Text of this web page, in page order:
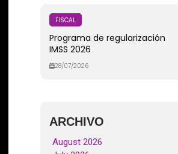
FISCAL
Programa de regularización
IMSS 2026
28/07/2026
ARCHIVO
August 2026